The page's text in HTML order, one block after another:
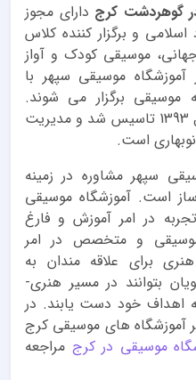
گوهردشت کرج دارای مجوز
و برگزار کننده کلاس
موسیقی کودک و آواز
موسیقی سپهر با
موسیقی برگزار می شوند.
آموزشگاه موسیقی سپهر در سال 1393 تاسیس شد و مدیریت
است.
سپهر مشاوره در زمینه
است. آموزشگاه موسیقی
در امر آموزش و فارغ
و متخصص در امر
برای علاقه مندان به
بتوانند در مسیر هنری-
اهداف خود دست یابند. در
آموزشگاه های موسیقی کرج
موسیقی در کرج مراجعه